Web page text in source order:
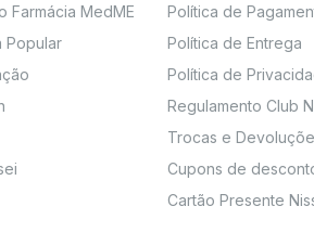
Farmácia MedME
Popular
Política de
Política de Entrega
Política de
Regulamento Club
Trocas e
Cupons de
Cartão Presente